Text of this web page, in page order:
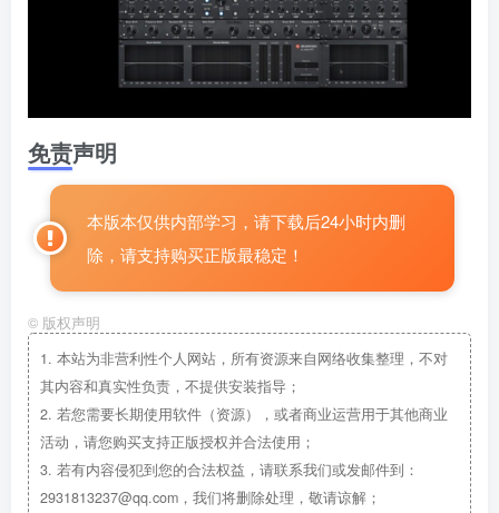
免责声明
本版本仅供内部学习，请下载后24小时内删
除，请支持购买正版最稳定！
© 版权声明
1. 本站为非营利性个人网站，所有资源来自网络收集整理，不对
其内容和真实性负责，不提供安装指导；
2. 若您需要长期使用软件（资源），或者商业运营用于其他商业
活动，请您购买支持正版授权并合法使用；
3. 若有内容侵犯到您的合法权益，请联系我们或发邮件到：
2931813237@qq.com，我们将删除处理，敬请谅解；